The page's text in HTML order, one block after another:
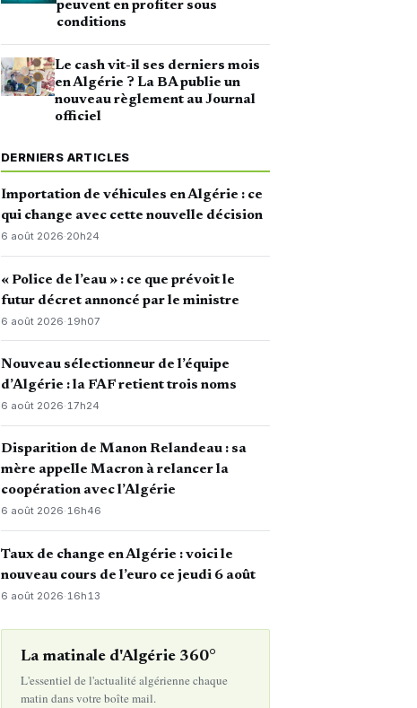
peuvent en profiter sous
conditions
Le cash vit-il ses derniers mois
en Algérie ? La BA publie un
nouveau règlement au Journal
officiel
DERNIERS ARTICLES
Importation de véhicules en Algérie : ce
qui change avec cette nouvelle décision
6 août 2026·20h24
« Police de l’eau » : ce que prévoit le
futur décret annoncé par le ministre
6 août 2026· 19h07
Nouveau sélectionneur de l’équipe
d’Algérie : la FAF retient trois noms
6 août 2026·17h24
Disparition de Manon Relandeau : sa
mère appelle Macron à relancer la
coopération avec l’Algérie
6 août 2026·16h46
Taux de change en Algérie : voici le
nouveau cours de l’euro ce jeudi 6 août
6 août 2026· 16h13
La matinale d'Algérie 360°
L'essentiel de l'actualité algérienne chaque
matin dans votre boîte mail.